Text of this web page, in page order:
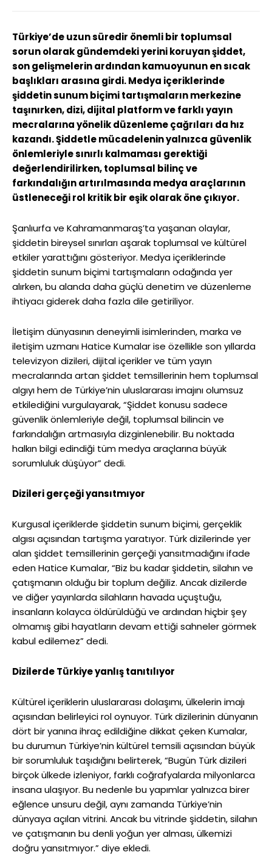
Türkiye’de uzun süredir önemli bir toplumsal
sorun olarak gündemdeki yerini koruyan şiddet,
son gelişmelerin ardından kamuoyunun en sıcak
başlıkları arasına girdi. Medya içeriklerinde
şiddetin sunum biçimi tartışmaların merkezine
taşınırken, dizi, dijital platform ve farklı yayın
mecralarına yönelik düzenleme çağrıları da hız
kazandı. Şiddetle mücadelenin yalnızca güvenlik
önlemleriyle sınırlı kalmaması gerektiği
değerlendirilirken, toplumsal bilinç ve
farkındalığın artırılmasında medya araçlarının
üstleneceği rol kritik bir eşik olarak öne çıkıyor.
Şanlıurfa ve Kahramanmaraş’ta yaşanan olaylar,
şiddetin bireysel sınırları aşarak toplumsal ve kültürel
etkiler yarattığını gösteriyor. Medya içeriklerinde
şiddetin sunum biçimi tartışmaların odağında yer
alırken, bu alanda daha güçlü denetim ve düzenleme
ihtiyacı giderek daha fazla dile getiriliyor.
İletişim dünyasının deneyimli isimlerinden, marka ve
iletişim uzmanı Hatice Kumalar ise özellikle son yıllarda
televizyon dizileri, dijital içerikler ve tüm yayın
mecralarında artan şiddet temsillerinin hem toplumsal
algıyı hem de Türkiye’nin uluslararası imajını olumsuz
etkilediğini vurgulayarak, “Şiddet konusu sadece
güvenlik önlemleriyle değil, toplumsal bilincin ve
farkındalığın artmasıyla dizginlenebilir. Bu noktada
halkın bilgi edindiği tüm medya araçlarına büyük
sorumluluk düşüyor” dedi.
Dizileri gerçeği yansıtmıyor
Kurgusal içeriklerde şiddetin sunum biçimi, gerçeklik
algısı açısından tartışma yaratıyor. Türk dizilerinde yer
alan şiddet temsillerinin gerçeği yansıtmadığını ifade
eden Hatice Kumalar, “Biz bu kadar şiddetin, silahın ve
çatışmanın olduğu bir toplum değiliz. Ancak dizilerde
ve diğer yayınlarda silahların havada uçuştuğu,
insanların kolayca öldürüldüğü ve ardından hiçbir şey
olmamış gibi hayatların devam ettiği sahneler görmek
kabul edilemez” dedi.
Dizilerde Türkiye yanlış tanıtılıyor
Kültürel içeriklerin uluslararası dolaşımı, ülkelerin imajı
açısından belirleyici rol oynuyor. Türk dizilerinin dünyanın
dört bir yanına ihraç edildiğine dikkat çeken Kumalar,
bu durumun Türkiye’nin kültürel temsili açısından büyük
bir sorumluluk taşıdığını belirterek, “Bugün Türk dizileri
birçok ülkede izleniyor, farklı coğrafyalarda milyonlarca
insana ulaşıyor. Bu nedenle bu yapımlar yalnızca birer
eğlence unsuru değil, aynı zamanda Türkiye’nin
dünyaya açılan vitrini. Ancak bu vitrinde şiddetin, silahın
ve çatışmanın bu denli yoğun yer alması, ülkemizi
doğru yansıtmıyor.” diye ekledi.